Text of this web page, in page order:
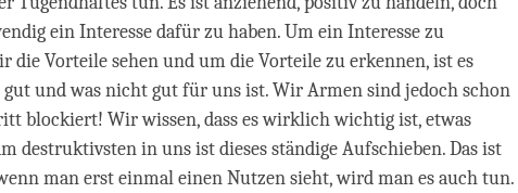
ein Interesse dafür zu haben. Um ein Interesse zu
die Vorteile sehen und um die Vorteile zu erkennen, ist es
und was nicht gut für uns ist. Wir Armen sind jedoch schon
blockiert! Wir wissen, dass es wirklich wichtig ist, etwas
destruktivsten in uns ist dieses ständige Aufschieben. Das ist
man erst einmal einen Nutzen sieht, wird man es auch tun.